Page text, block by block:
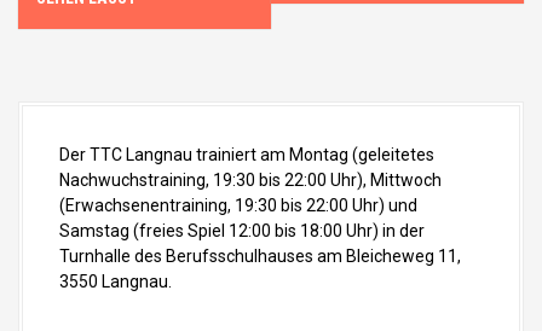
v
Der TTC Langnau trainiert am Montag (geleitetes
Nachwuchstraining, 19:30 bis 22:00 Uhr), Mittwoch
(Erwachsenentraining, 19:30 bis 22:00 Uhr) und
Samstag (freies Spiel 12:00 bis 18:00 Uhr) in der
Turnhalle des Berufsschulhauses am Bleicheweg 11,
3550 Langnau.